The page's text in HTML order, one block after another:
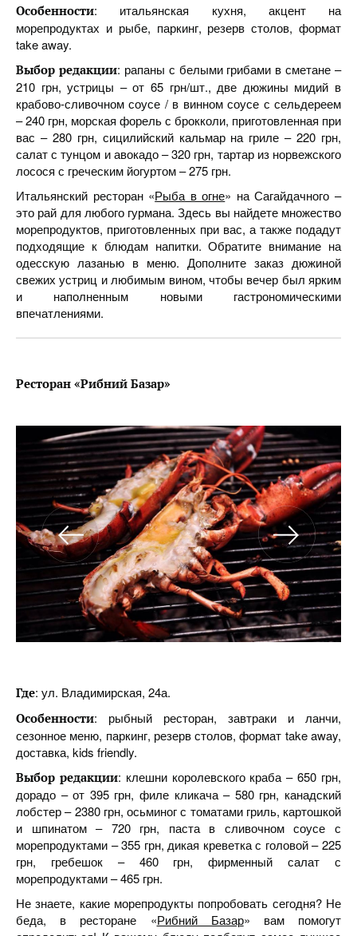
Особенности: итальянская кухня, акцент на
морепродуктах и рыбе, паркинг, резерв столов, формат
take away.
Выбор редакции: рапаны с белыми грибами в сметане –
210 грн, устрицы – от 65 грн/шт., две дюжины мидий в
крабово-сливочном соусе / в винном соусе с сельдереем
– 240 грн, морская форель с брокколи, приготовленная при
вас – 280 грн, сицилийский кальмар на гриле – 220 грн,
салат с тунцом и авокадо – 320 грн, тартар из норвежского
лосося с греческим йогуртом – 275 грн.
Итальянский ресторан «Рыба в огне» на Сагайдачного –
это рай для любого гурмана. Здесь вы найдете множество
морепродуктов, приготовленных при вас, а также подадут
подходящие к блюдам напитки. Обратите внимание на
одесскую лазанью в меню. Дополните заказ дюжиной
свежих устриц и любимым вином, чтобы вечер был ярким
и наполненным новыми гастрономическими
впечатлениями.
Ресторан «Рибний Базар»
Где: ул. Владимирская, 24а.
Особенности: рыбный ресторан, завтраки и ланчи,
сезонное меню, паркинг, резерв столов, формат take away,
доставка, kids friendly.
Выбор редакции: клешни королевского краба – 650 грн,
дорадо – от 395 грн, филе кликача – 580 грн, канадский
лобстер – 2380 грн, осьминог с томатами гриль, картошкой
и шпинатом – 720 грн, паста в сливочном соусе с
морепродуктами – 355 грн, дикая креветка с головой – 225
грн, гребешок – 460 грн, фирменный салат с
морепродуктами – 465 грн.
Не знаете, какие морепродукты попробовать сегодня? Не
беда, в ресторане «Рибний Базар» вам помогут